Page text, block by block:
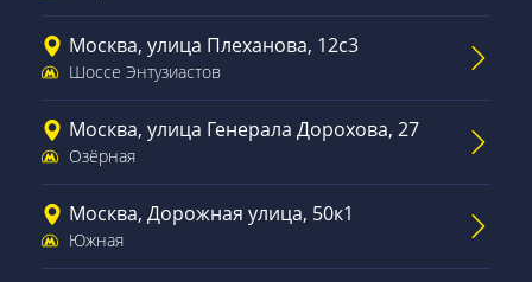
Москва, улица Плеханова, 12с3
Шоссе Энтузиастов
Москва, улица Генерала Дорохова, 27
Озёрная
Москва, Дорожная улица, 50к1
Южная